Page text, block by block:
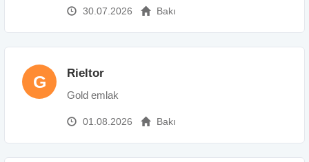
30.07.2026 Bakı
G Rieltor
Gold emlak
01.08.2026 Bakı